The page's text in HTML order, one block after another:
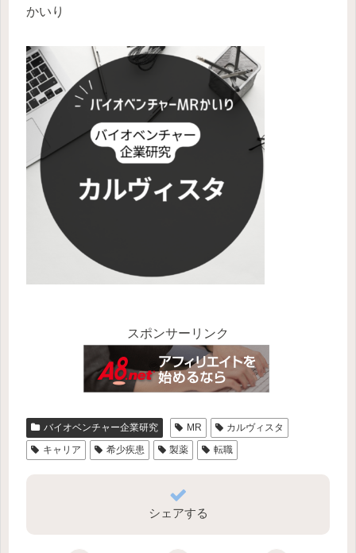
かいり
スポンサーリンク
バイオベンチャー企業研究 MR
カルヴィスタ
キャリア
希少疾患 製薬 転職
シェアする